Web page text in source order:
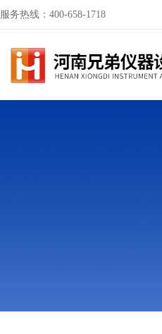
服务热线：400-658-1718